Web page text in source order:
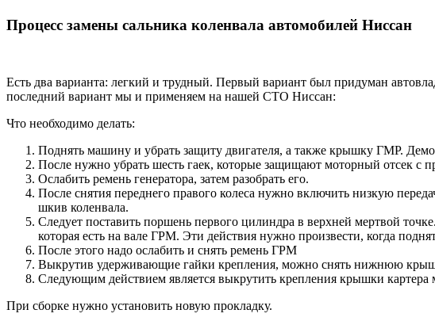
Процесс замены сальника коленвала автомобилей Ниссан
Есть два варианта: легкий и трудный. Первый вариант был придуман
последний вариант мы и применяем на нашей СТО Ниссан:
Что необходимо делать:
Поднять машину и убрать защиту двигателя, а также крышку ГМР.
После нужно убрать шесть гаек, которые защищают моторный отсек с
Ослабить ремень генератора, затем разобрать его.
После снятия переднего правого колеса нужно включить низкую
шкив коленвала.
Следует поставить поршень первого цилиндра в верхней мертвой
которая есть на вале ГРМ. Эти действия нужно произвести, когда
После этого надо ослабить и снять ремень ГРМ
Выкрутив удерживающие гайки крепления, можно снять нижнюю
Следующим действием является выкрутить крепления крышки картера
При сборке нужно установить новую прокладку.